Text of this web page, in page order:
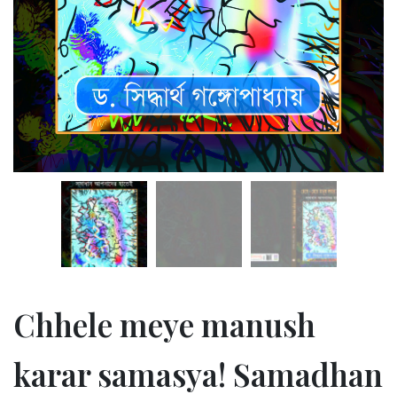
Chhele meye manush
karar samasya! Samadhan